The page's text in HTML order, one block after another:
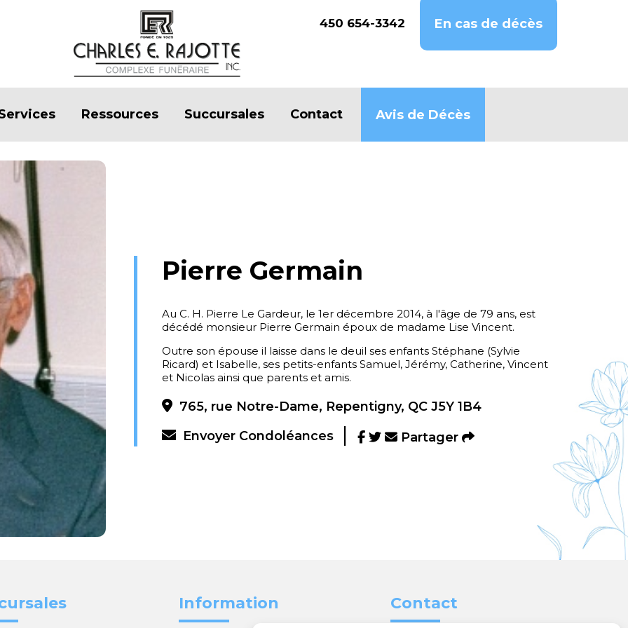
450 654-3342 En cas de décès
Ressources Succursales Contact Avis de Décès
Pierre Germain
Au C. H. Pierre Le Gardeur, le 1er décembre 2014, à l'âge de 79 ans, est
décédé monsieur Pierre Germain époux de madame Lise Vincent.
Outre son épouse il laisse dans le deuil ses enfants Stéphane (Sylvie
Ricard) et Isabelle, ses petits-enfants Samuel, Jérémy, Catherine, Vincent
et Nicolas ainsi que parents et amis.
765, rue Notre-Dame, Repentigny, QC J5Y 1B4
Envoyer Condoléances
Partager
Information Contact